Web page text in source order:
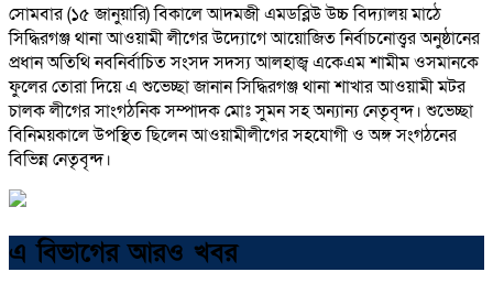
সোমবার (১৫ জানুয়ারি) বিকালে আদমজী এমডব্লিউ উচ্চ বিদ্যালয় মাঠে
সিদ্ধিরগঞ্জ থানা আওয়ামী লীগের উদ্যোগে আয়োজিত নির্বাচনোত্ত্বর অনুষ্ঠানের
প্রধান অতিথি নবনির্বাচিত সংসদ সদস্য আলহাজ্ব একেএম শামীম ওসমানকে
ফুলের তোরা দিয়ে এ শুভেচ্ছা জানান সিদ্ধিরগঞ্জ থানা শাখার আওয়ামী মটর
চালক লীগের সাংগঠনিক সম্পাদক মোঃ সুমন সহ অন্যান্য নেতৃবৃন্দ। শুভেচ্ছা
বিনিময়কালে উপস্থিত ছিলেন আওয়ামীলীগের সহযোগী ও অঙ্গ সংগঠনের
বিভিন্ন নেতৃবৃন্দ।
এ বিভাগের আরও খবর